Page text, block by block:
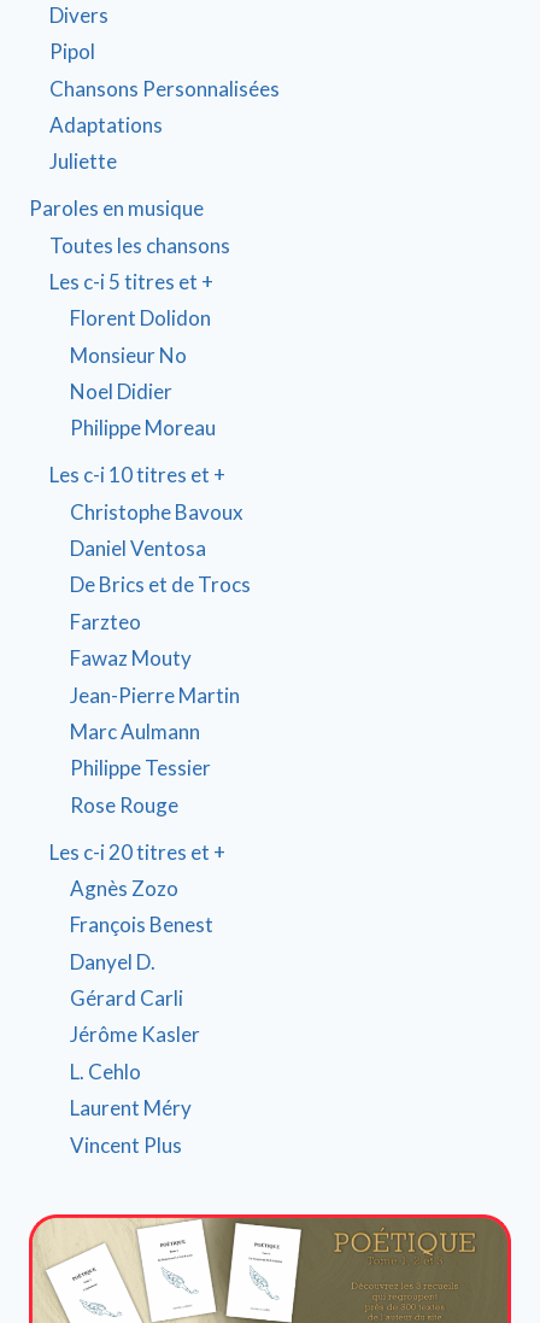
Divers
Pipol
Chansons Personnalisées
Adaptations
Juliette
Paroles en musique
Toutes les chansons
Les c-i 5 titres et +
Florent Dolidon
Monsieur No
Noel Didier
Philippe Moreau
Les c-i 10 titres et +
Christophe Bavoux
Daniel Ventosa
De Brics et de Trocs
Farzteo
Fawaz Mouty
Jean-Pierre Martin
Marc Aulmann
Philippe Tessier
Rose Rouge
Les c-i 20 titres et +
Agnès Zozo
François Benest
Danyel D.
Gérard Carli
Jérôme Kasler
L. Cehlo
Laurent Méry
Vincent Plus